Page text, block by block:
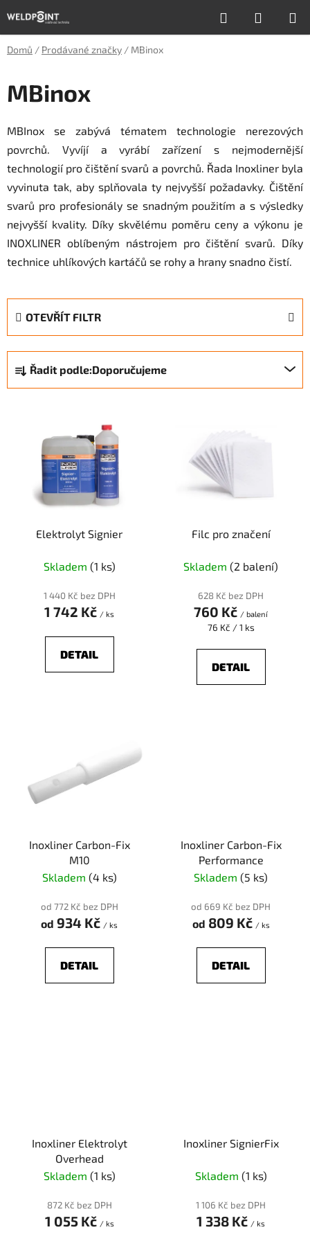
na
obsah
Hledat
KOŠÍK
Domů / Prodávané značky / MBinox
MBinox
MBInox se zabývá tématem technologie nerezových
povrchů. Vyvíjí a vyrábí zařízení s nejmodernější
technologií pro čištění svarů a povrchů. Řada Inoxliner byla
vyvinuta tak, aby splňovala ty nejvyšší požadavky. Čištění
svarů pro profesionály se snadným použitím a s výsledky
nejvyšší kvality. Díky skvělému poměru ceny a výkonu je
INOXLINER oblíbeným nástrojem pro čištění svarů. Díky
technice uhlíkových kartáčů se rohy a hrany snadno čistí.
OTEVŘÍT FILTR
Ř
a
z
Řadit podle:Doporučujeme
Elektrolyt Signier
Skladem (1 ks)
1 440 Kč bez DPH
1 742 Kč / ks
DETAIL
Filc pro značení
Skladem (2 balení)
628 Kč bez DPH
760 Kč / balení
Měrná
76 Kč / 1 ks
DETAIL
Inoxliner Carbon-Fix
M10
Skladem (4 ks)
od 772 Kč bez DPH
od 934 Kč / ks
DETAIL
Inoxliner Carbon-Fix
Performance
Skladem (5 ks)
od 669 Kč bez DPH
od 809 Kč / ks
DETAIL
Inoxliner Elektrolyt
Overhead
Skladem (1 ks)
872 Kč bez DPH
1 055 Kč / ks
Inoxliner SignierFix
Skladem (1 ks)
1 106 Kč bez DPH
1 338 Kč / ks